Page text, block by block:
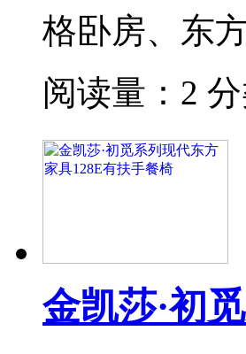
格卧房、东
阅读量：2 分
金凯莎·初